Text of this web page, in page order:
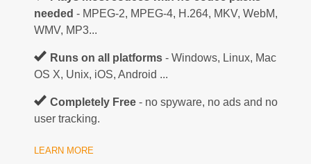
needed - MPEG-2, MPEG-4, H.264, MKV, WebM,
WMV, MP3...
Runs on all platforms - Windows, Linux, Mac
OS X, Unix, iOS, Android ...
Completely Free - no spyware, no ads and no
user tracking.
LEARN MORE